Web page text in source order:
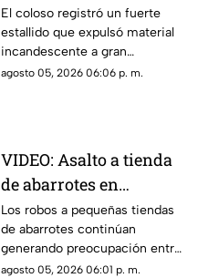
eleva columna de
ceniza
El coloso registró un fuerte
estallido que expulsó material
incandescente a gran
distancia. Autoridades vigilan
agosto 05, 2026 06:06 p. m.
VIDEO: Asalto a tienda
de abarrotes en
Morelia; delincuente
usa cuchillo para robar
dinero de la caja
Los robos a pequeñas tiendas
de abarrotes continúan
generando preocupación entre
comerciantes de la capital
agosto 05, 2026 06:01 p. m.